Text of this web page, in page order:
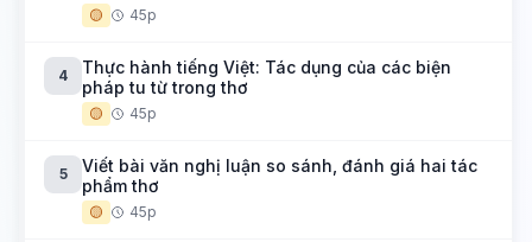
🟡 45p
4
Thực hành tiếng Việt: Tác dụng của các biện
pháp tu từ trong thơ
🟡 45p
5
Viết bài văn nghị luận so sánh, đánh giá hai tác
phẩm thơ
🟡 45p